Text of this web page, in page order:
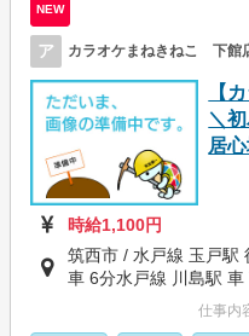
NEW
ア カラオケまねきねこ 下館
【
＼
居
時給1,100円
筑西市 / 水戸線 玉戸駅
車 6分水戸線 川島駅 車
仕事内